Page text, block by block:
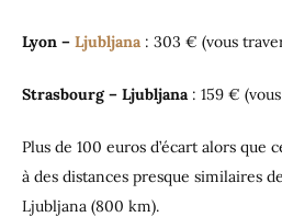
Lyon – Ljubljana : 303 € (vous
Strasbourg – Ljubljana : 159 €
Plus de 100 euros d’écart alors que
à des distances presque similaires
Ljubljana (800 km).